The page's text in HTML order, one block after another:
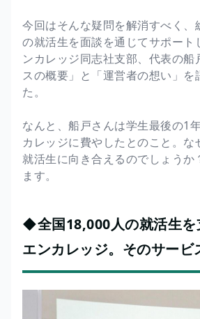
今回はそんな疑問を解消すべく、
の就活生を面談を通じてサポート
ンカレッジ同志社支部、代表の船
スの概要」と「運営者の想い」を
た。
なんと、船戸さんは学生最後の1
カレッジに費やしたとのこと。な
就活生に向き合えるのでしょうか
ます。
◆全国18,000人の就活生を
エンカレッジ。そのサービ